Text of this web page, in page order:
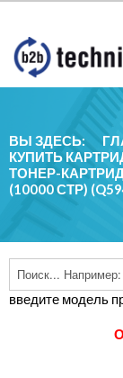
ВЫ ЗДЕСЬ:
КУПИТЬ
ТОНЕР-
(10000 СТР)
введите модель